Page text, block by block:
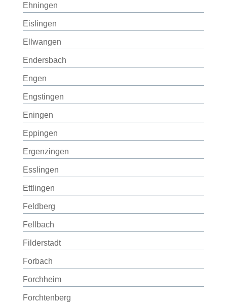
Ehningen
Eislingen
Ellwangen
Endersbach
Engen
Engstingen
Eningen
Eppingen
Ergenzingen
Esslingen
Ettlingen
Feldberg
Fellbach
Filderstadt
Forbach
Forchheim
Forchtenberg